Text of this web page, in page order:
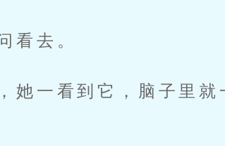
去。
一看到它，脑子里就